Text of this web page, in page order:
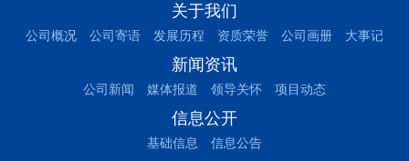
关于我们
公司概况 公司寄语 发展历程 资质荣誉 公司画册 大事记
新闻资讯
公司新闻 媒体报道 领导关怀 项目动态
信息公开
基础信息 信息公告